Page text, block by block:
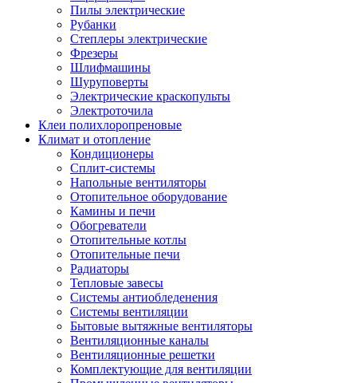
Пилы электрические
Рубанки
Степлеры электрические
Фрезеры
Шлифмашины
Шуруповерты
Электрические краскопульты
Электроточила
Клеи полихлоропреновые
Климат и отопление
Кондиционеры
Сплит-системы
Напольные вентиляторы
Отопительное оборудование
Камины и печи
Обогреватели
Отопительные котлы
Отопительные печи
Радиаторы
Тепловые завесы
Системы антиобледенения
Системы вентиляции
Бытовые вытяжные вентиляторы
Вентиляционные каналы
Вентиляционные решетки
Комплектующие для вентиляции